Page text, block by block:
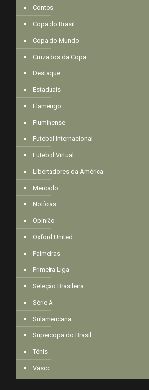
Contos
Copa do Brasil
Copa do Mundo
Cruzados da Copa
Destaque
Estaduais
Flamengo
Fluminense
Futebol Internacional
Futebol Virtual
Libertadores da América
Mercado
Notícias
Opinião
Oxford United
Palmeiras
Primeira Liga
Seleção Brasileira
Série A
Sulamericana
Supercopa do Brasil
Tênis
Vasco